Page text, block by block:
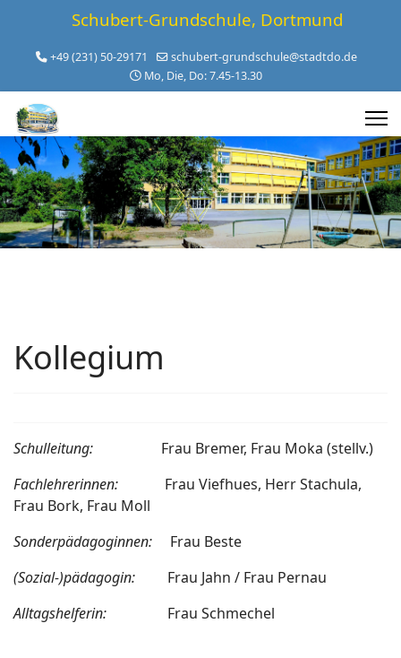
Schubert-Grundschule, Dortmund
+49 (231) 50-29171
schubert-grundschule@stadtdo.de
Mo, Die, Do: 7.45-13.30
Kollegium
Schulleitung:
Frau Bremer, Frau Moka (stellv.)
Fachlehrerinnen: Frau Viefhues, Herr Stachula,
Frau Bork, Frau Moll
Sonderpädagoginnen: Frau Beste
(Sozial-)pädagogin: Frau Jahn / Frau Pernau
Alltagshelferin: Frau Schmechel